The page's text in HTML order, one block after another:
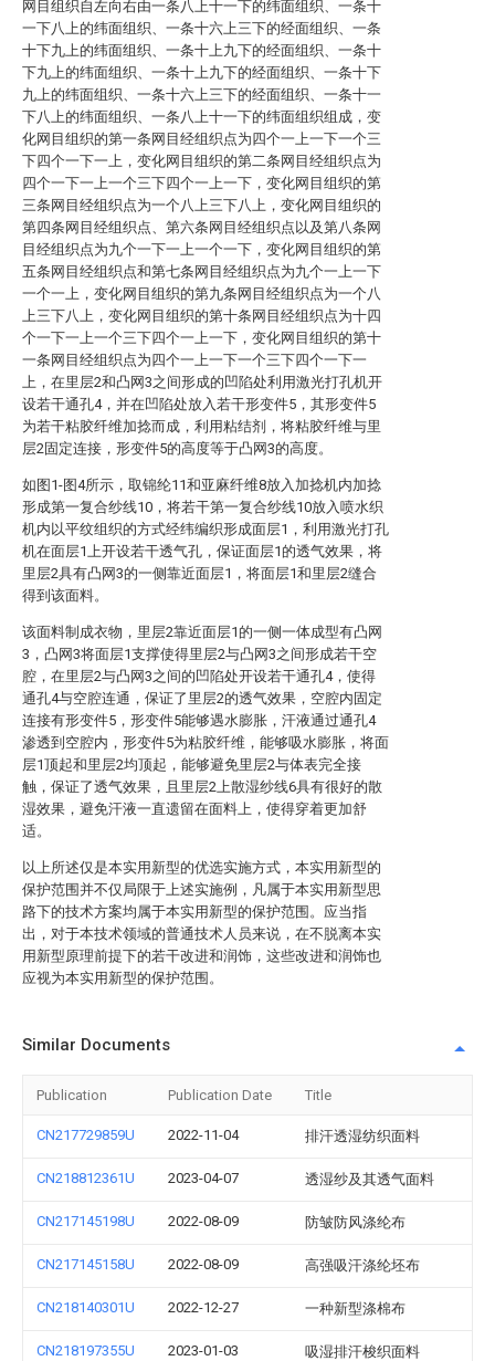
网目组织自左向右由一条八上十一下的纬面组织、一条十
一下八上的纬面组织、一条十六上三下的经面组织、一条
十下九上的纬面组织、一条十上九下的经面组织、一条十
下九上的纬面组织、一条十上九下的经面组织、一条十下
九上的纬面组织、一条十六上三下的经面组织、一条十一
下八上的纬面组织、一条八上十一下的纬面组织组成，变
化网目组织的第一条网目经组织点为四个一上一下一个三
下四个一下一上，变化网目组织的第二条网目经组织点为
四个一下一上一个三下四个一上一下，变化网目组织的第
三条网目经组织点为一个八上三下八上，变化网目组织的
第四条网目经组织点、第六条网目经组织点以及第八条网
目经组织点为九个一下一上一个一下，变化网目组织的第
五条网目经组织点和第七条网目经组织点为九个一上一下
一个一上，变化网目组织的第九条网目经组织点为一个八
上三下八上，变化网目组织的第十条网目经组织点为十四
个一下一上一个三下四个一上一下，变化网目组织的第十
一条网目经组织点为四个一上一下一个三下四个一下一
上，在里层2和凸网3之间形成的凹陷处利用激光打孔机开
设若干通孔4，并在凹陷处放入若干形变件5，其形变件5
为若干粘胶纤维加捻而成，利用粘结剂，将粘胶纤维与里
层2固定连接，形变件5的高度等于凸网3的高度。
如图1-图4所示，取锦纶11和亚麻纤维8放入加捻机内加捻
形成第一复合纱线10，将若干第一复合纱线10放入喷水织
机内以平纹组织的方式经纬编织形成面层1，利用激光打孔
机在面层1上开设若干透气孔，保证面层1的透气效果，将
里层2具有凸网3的一侧靠近面层1，将面层1和里层2缝合
得到该面料。
该面料制成衣物，里层2靠近面层1的一侧一体成型有凸网
3，凸网3将面层1支撑使得里层2与凸网3之间形成若干空
腔，在里层2与凸网3之间的凹陷处开设若干通孔4，使得
通孔4与空腔连通，保证了里层2的透气效果，空腔内固定
连接有形变件5，形变件5能够遇水膨胀，汗液通过通孔4
渗透到空腔内，形变件5为粘胶纤维，能够吸水膨胀，将面
层1顶起和里层2均顶起，能够避免里层2与体表完全接
触，保证了透气效果，且里层2上散湿纱线6具有很好的散
湿效果，避免汗液一直遗留在面料上，使得穿着更加舒
适。
以上所述仅是本实用新型的优选实施方式，本实用新型的
保护范围并不仅局限于上述实施例，凡属于本实用新型思
路下的技术方案均属于本实用新型的保护范围。应当指
出，对于本技术领域的普通技术人员来说，在不脱离本实
用新型原理前提下的若干改进和润饰，这些改进和润饰也
应视为本实用新型的保护范围。
Similar Documents
Publication Publication Date Title
CN217729859U 2022-11-04 排汗透湿纺织面料
CN218812361U 2023-04-07 透湿纱及其透气面料
CN217145198U 2022-08-09 防皱防风涤纶布
CN217145158U 2022-08-09 高强吸汗涤纶坯布
CN218140301U 2022-12-27 一种新型涤棉布
CN218197355U 2023-01-03 吸湿排汗梭织面料